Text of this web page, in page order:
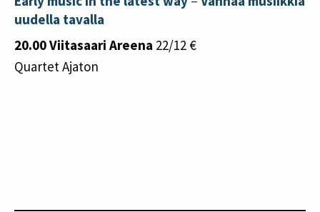
uudella tavalla
20.00 Viitasaari Areena 22/12 €
Quartet Ajaton